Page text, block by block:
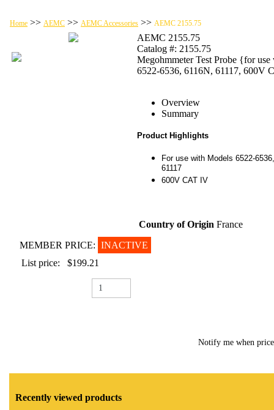
Home >> AEMC >> AEMC Accessories >> AEMC 2155.75
AEMC 2155.75
Catalog #: 2155.75
Megohmmeter Test Probe {for
6522-6536, 6116N, 61117, 600V
Overview
Summary
Product Highlights
For use with Models 6522-
61117
600V CAT IV
Country of Origin France
MEMBER PRICE: INACTIVE
List price:
$199.21
Notify me when
Recently viewed products